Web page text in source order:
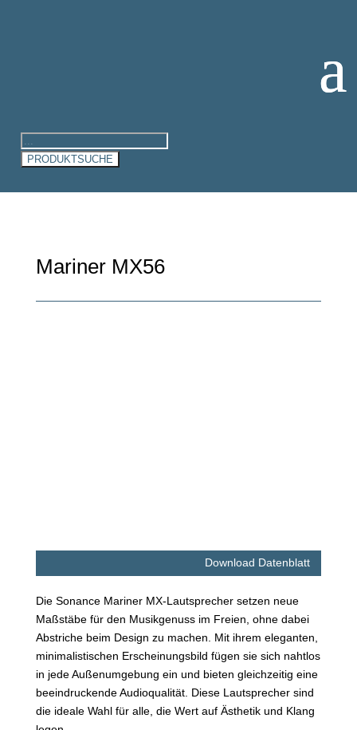
search
PRODUKTSUCHE
Mariner MX56
Download Datenblatt
Die Sonance Mariner MX-Lautsprecher setzen neue
Maßstäbe für den Musikgenuss im Freien, ohne dabei
Abstriche beim Design zu machen. Mit ihrem eleganten,
minimalistischen Erscheinungsbild fügen sie sich nahtlos
in jede Außenumgebung ein und bieten gleichzeitig eine
beeindruckende Audioqualität. Diese Lautsprecher sind
die ideale Wahl für alle, die Wert auf Ästhetik und Klang